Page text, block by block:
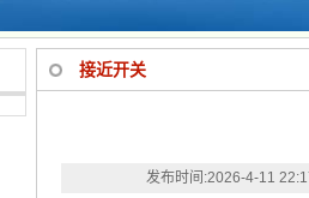
接近开关
发布时间:2026-4-11